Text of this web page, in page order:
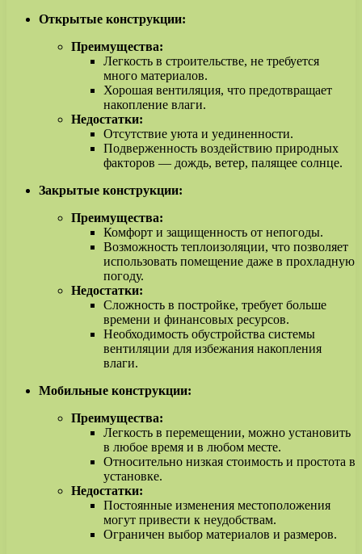
Открытые конструкции:
Преимущества:
Легкость в строительстве, не требуется
много материалов.
Хорошая вентиляция, что предотвращает
накопление влаги.
Недостатки:
Отсутствие уюта и уединенности.
Подверженность воздействию природных
факторов — дождь, ветер, палящее солнце.
Закрытые конструкции:
Преимущества:
Комфорт и защищенность от непогоды.
Возможность теплоизоляции, что позволяет
использовать помещение даже в прохладную
погоду.
Недостатки:
Сложность в постройке, требует больше
времени и финансовых ресурсов.
Необходимость обустройства системы
вентиляции для избежания накопления
влаги.
Мобильные конструкции:
Преимущества:
Легкость в перемещении, можно установить
в любое время и в любом месте.
Относительно низкая стоимость и простота в
установке.
Недостатки:
Постоянные изменения местоположения
могут привести к неудобствам.
Ограничен выбор материалов и размеров.